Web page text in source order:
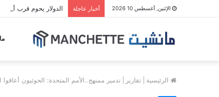
الإثنين, أغسطس 10 2026 أخبار عاجلة الدولار يحوم قرب
الرئيسية تقارير تدمير ممنهج..الأمم المتحدة: الحوثيون أعاقوا